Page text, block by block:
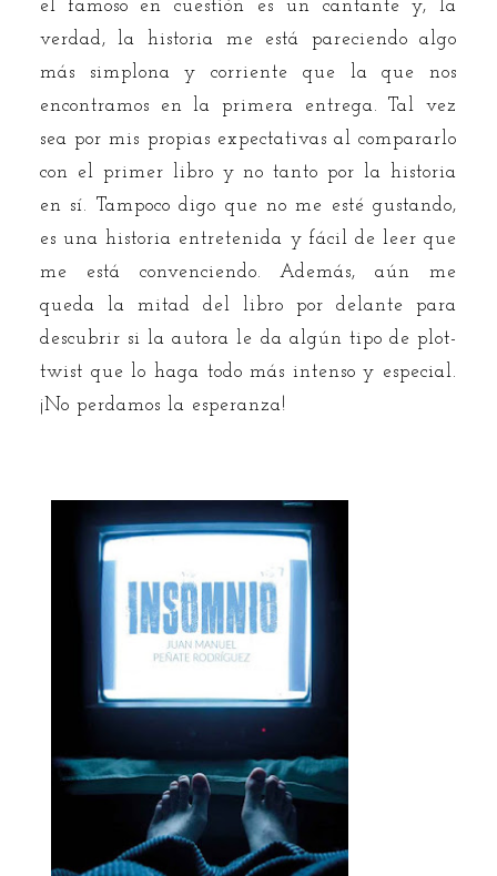
el famoso en cuestión es un cantante y, la
verdad, la historia me está pareciendo algo
más simplona y corriente que la que nos
encontramos en la primera entrega. Tal vez
sea por mis propias expectativas al compararlo
con el primer libro y no tanto por la historia
en sí. Tampoco digo que no me esté gustando,
es una historia entretenida y fácil de leer que
me está convenciendo. Además, aún me
queda la mitad del libro por delante para
descubrir si la autora le da algún tipo de plot-
twist que lo haga todo más intenso y especial.
¡No perdamos la esperanza!